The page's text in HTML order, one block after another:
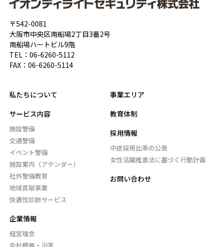
〒542-0081
大阪市中央区南船場2丁目3番2号
南船場ハートビル9階
TEL： 06-6260-5112
FAX：06-6260-5114
私たちについて
サービス内容
施設警備
交通警備
イベント警備
施設案内（アテンダー）
社外警備教育
地域貢献事業
快適性診断サービス
事業エリア
教育体制
採用情報
中途採用比率の公表
女性活躍推進法に基づく行動計画
お問い合わせ
企業情報
経営理念